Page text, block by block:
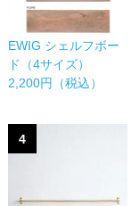
EWIG シェルフボー
ド（4サイズ）
2,200円（税込）
4